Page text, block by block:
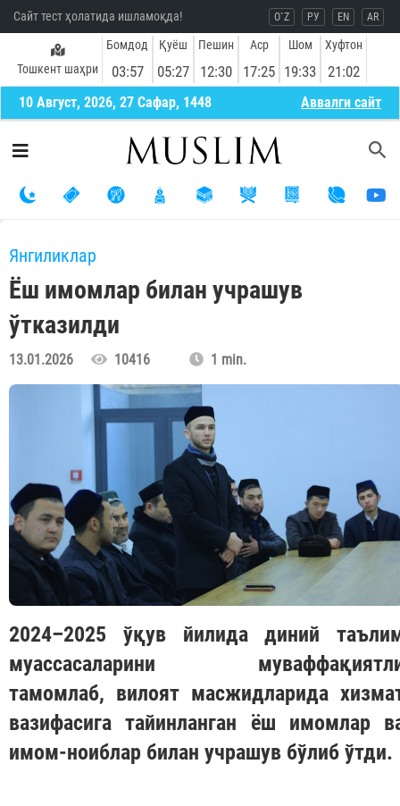
Сайт тест ҳолатида ишламоқда! O`Z РУ EN AR
Тошкент шаҳри
Бомдод
03:57
Қуёш
05:27
Пешин
12:30
Аср
17:25
Шом
19:33
Хуфтон
21:02
10 Август, 2026, 27 Сафар, 1448 Aввалги сайт
Янгиликлар
Ёш имомлар билан учрашув
ўтказилди
13.01.2026 10416 1 min.
2024–2025 ўқув йилида диний
муассасаларини
тамомлаб, вилоят масжидларида
вазифасига тайинланган ёш имомлар
имом-ноиблар билан учрашув бўлиб ўтди.